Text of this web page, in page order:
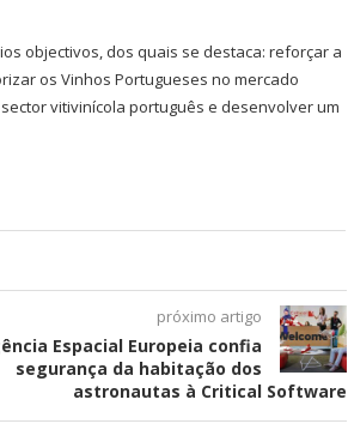
objectivos, dos quais se destaca: reforçar a
os Vinhos Portugueses no mercado
vitivinícola português e desenvolver um
próximo artigo
Espacial Europeia confia
segurança da habitação dos
astronautas à Critical Software